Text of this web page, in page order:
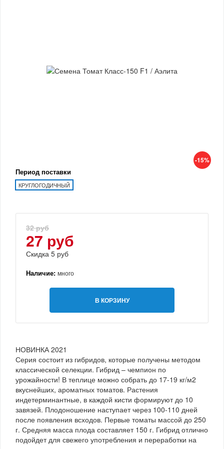
-15%
Период поставки
КРУГЛОГОДИЧНЫЙ
32 руб
27 руб
Скидка 5 руб
Наличие: много
В КОРЗИНУ
НОВИНКА 2021
Серия состоит из гибридов, которые получены методом
классической селекции. Гибрид – чемпион по
урожайности! В теплице можно собрать до 17-19 кг/м2
вкуснейших, ароматных томатов. Растения
индетерминантные, в каждой кисти формируют до 10
завязей. Плодоношение наступает через 100-110 дней
после появления всходов. Первые томаты массой до 250
г. Средняя масса плода составляет 150 г. Гибрид отлично
подойдет для свежего употребления и переработки на